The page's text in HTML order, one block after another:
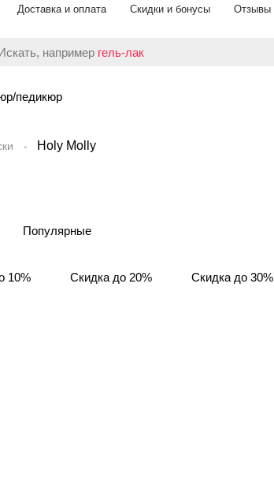
Доставка и оплата Скидки и бонусы Отзывы
например гель-лак
педикюр
Holy Molly
Популярные
10% Скидка до 20% Скидка до 30%